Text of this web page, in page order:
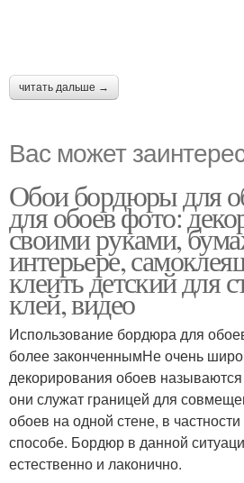
читать дальше →
Вас может
Обои бордюры для
для обоев фото:
своими руками,
интерьере,
клеить детский для
клей, видео
Использование бордюра для
более законченнымНе очень
декорирования обоев
они служат границей для
обоев на одной стене, в
способе. Бордюр в данной
естественно и лаконично.